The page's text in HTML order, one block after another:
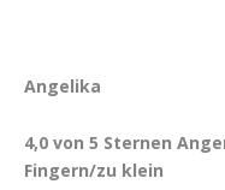
Angelika
4,0 von 5 Sternen
Fingern/zu klein